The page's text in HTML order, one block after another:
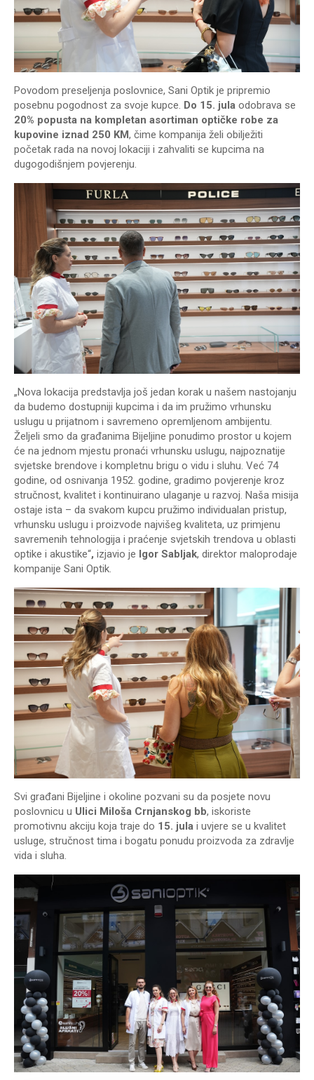
Povodom preseljenja poslovnice, Sani Optik je pripremio
posebnu pogodnost za svoje kupce. Do 15. jula odobrava se
20% popusta na kompletan asortiman optičke robe za
kupovine iznad 250 KM, čime kompanija želi obilježiti
početak rada na novoj lokaciji i zahvaliti se kupcima na
dugogodišnjem povjerenju.
„Nova lokacija predstavlja još jedan korak u našem nastojanju
da budemo dostupniji kupcima i da im pružimo vrhunsku
uslugu u prijatnom i savremeno opremljenom ambijentu.
Željeli smo da građanima Bijeljine ponudimo prostor u kojem
će na jednom mjestu pronaći vrhunsku uslugu, najpoznatije
svjetske brendove i kompletnu brigu o vidu i sluhu. Već 74
godine, od osnivanja 1952. godine, gradimo povjerenje kroz
stručnost, kvalitet i kontinuirano ulaganje u razvoj. Naša misija
ostaje ista – da svakom kupcu pružimo individualan pristup,
vrhunsku uslugu i proizvode najvišeg kvaliteta, uz primjenu
savremenih tehnologija i praćenje svjetskih trendova u oblasti
optike i akustike“, izjavio je Igor Sabljak, direktor maloprodaje
kompanije Sani Optik.
Svi građani Bijeljine i okoline pozvani su da posjete novu
poslovnicu u Ulici Miloša Crnjanskog bb, iskoriste
promotivnu akciju koja traje do 15. jula i uvjere se u kvalitet
usluge, stručnost tima i bogatu ponudu proizvoda za zdravlje
vida i sluha.